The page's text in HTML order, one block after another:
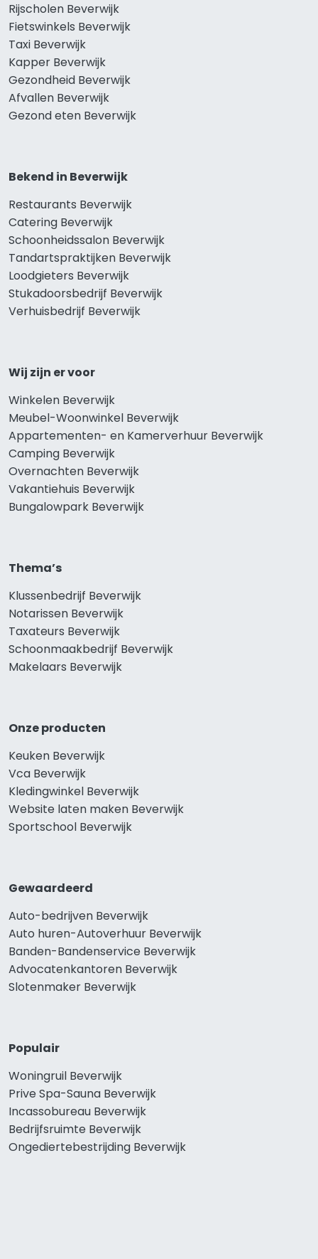
Rijscholen Beverwijk
Fietswinkels Beverwijk
Taxi Beverwijk
Kapper Beverwijk
Gezondheid Beverwijk
Afvallen Beverwijk
Gezond eten Beverwijk
Bekend in Beverwijk
Restaurants Beverwijk
Catering Beverwijk
Schoonheidssalon Beverwijk
Tandartspraktijken Beverwijk
Loodgieters Beverwijk
Stukadoorsbedrijf Beverwijk
Verhuisbedrijf Beverwijk
Wij zijn er voor
Winkelen Beverwijk
Meubel-Woonwinkel Beverwijk
Appartementen- en Kamerverhuur Beverwijk
Camping Beverwijk
Overnachten Beverwijk
Vakantiehuis Beverwijk
Bungalowpark Beverwijk
Thema’s
Klussenbedrijf Beverwijk
Notarissen Beverwijk
Taxateurs Beverwijk
Schoonmaakbedrijf Beverwijk
Makelaars Beverwijk
Onze producten
Keuken Beverwijk
Vca Beverwijk
Kledingwinkel Beverwijk
Website laten maken Beverwijk
Sportschool Beverwijk
Gewaardeerd
Auto-bedrijven Beverwijk
Auto huren-Autoverhuur Beverwijk
Banden-Bandenservice Beverwijk
Advocatenkantoren Beverwijk
Slotenmaker Beverwijk
Populair
Woningruil Beverwijk
Prive Spa-Sauna Beverwijk
Incassobureau Beverwijk
Bedrijfsruimte Beverwijk
Ongediertebestrijding Beverwijk